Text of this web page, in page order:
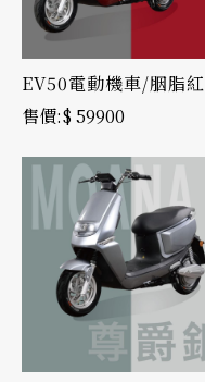
EV50電動機車/胭脂紅
$ 59900